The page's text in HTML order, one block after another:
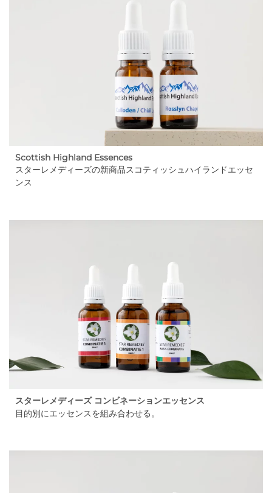
Scottish Highland Essences
スターレメディーズの新商品スコティッシュハイランドエッセ
ンス
スターレメディーズ コンビネーションエッセンス
目的別にエッセンスを組み合わせる。